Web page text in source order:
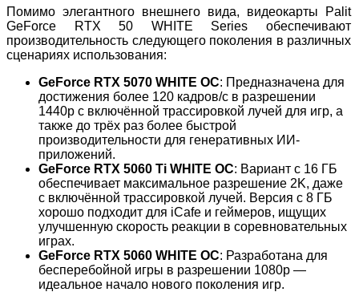
Помимо элегантного внешнего вида, видеокарты Palit
GeForce RTX 50 WHITE Series обеспечивают
производительность следующего поколения в различных
сценариях использования:
GeForce RTX 5070 WHITE OC: Предназначена для
достижения более 120 кадров/с в разрешении
1440p с включённой трассировкой лучей для игр, а
также до трёх раз более быстрой
производительности для генеративных ИИ-
приложений.
GeForce RTX 5060 Ti WHITE OC: Вариант с 16 ГБ
обеспечивает максимальное разрешение 2K, даже
с включённой трассировкой лучей. Версия с 8 ГБ
хорошо подходит для iCafe и геймеров, ищущих
улучшенную скорость реакции в соревновательных
играх.
GeForce RTX 5060 WHITE OC: Разработана для
бесперебойной игры в разрешении 1080p —
идеальное начало нового поколения игр.